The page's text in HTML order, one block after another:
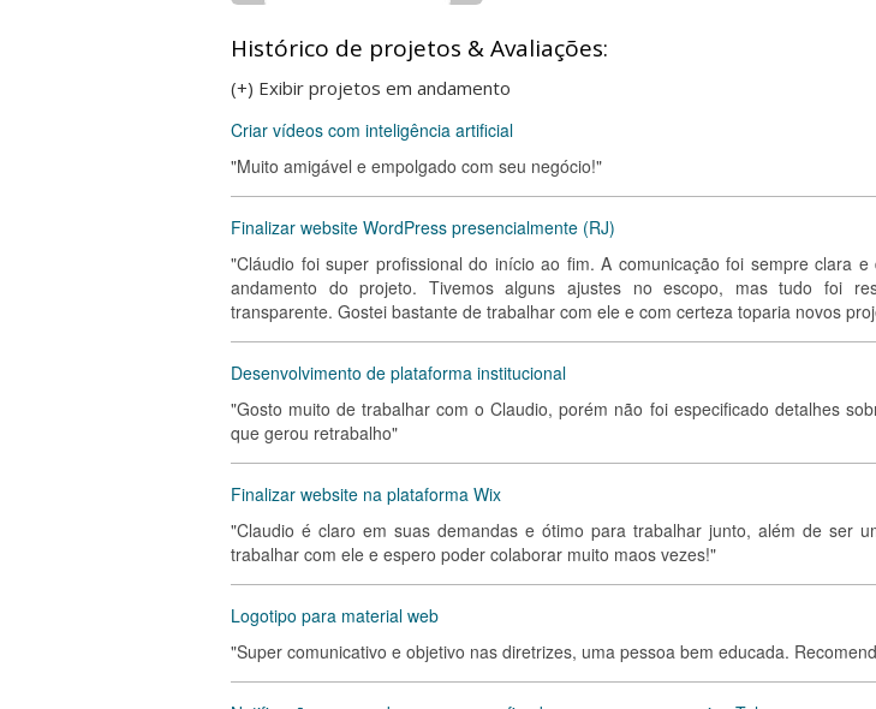
Histórico de projetos & Avaliações:
(+) Exibir projetos em andamento
Criar vídeos com inteligência artificial
"Muito amigável e empolgado com seu negócio!"
Finalizar website WordPress presencialmente (RJ)
"Cláudio foi super profissional do início ao fim. A comunicação foi sempre clara
andamento do projeto. Tivemos alguns ajustes no escopo, mas tudo foi
transparente. Gostei bastante de trabalhar com ele e com certeza toparia novos
Desenvolvimento de plataforma institucional
"Gosto muito de trabalhar com o Claudio, porém não foi especificado detalhes
que gerou retrabalho"
Finalizar website na plataforma Wix
"Claudio é claro em suas demandas e ótimo para trabalhar junto, além de ser
trabalhar com ele e espero poder colaborar muito maos vezes!"
Logotipo para material web
"Super comunicativo e objetivo nas diretrizes, uma pessoa bem educada.